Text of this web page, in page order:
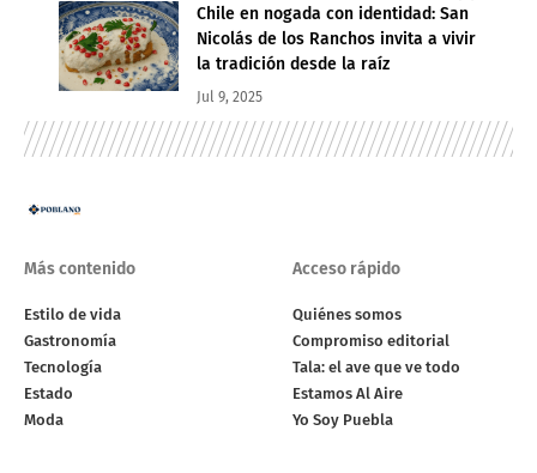
Chile en nogada con identidad: San
Nicolás de los Ranchos invita a vivir
la tradición desde la raíz
Jul 9, 2025
Más contenido
Estilo de vida
Gastronomía
Tecnología
Estado
Moda
Acceso rápido
Quiénes somos
Compromiso editorial
Tala: el ave que ve todo
Estamos Al Aire
Yo Soy Puebla